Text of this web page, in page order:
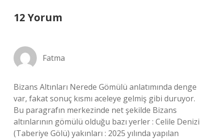
12 Yorum
Fatma
Bizans Altınları Nerede Gömülü anlatımında denge
var, fakat sonuç kısmı aceleye gelmiş gibi duruyor.
Bu paragrafın merkezinde net şekilde Bizans
altınlarının gömülü olduğu bazı yerler : Celile Denizi
(Taberiye Gölü) yakınları : 2025 yılında yapılan